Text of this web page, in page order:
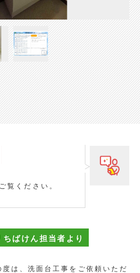
覧ください。
ちばけん担当者より
度は、洗面台工事をご依頼いただ